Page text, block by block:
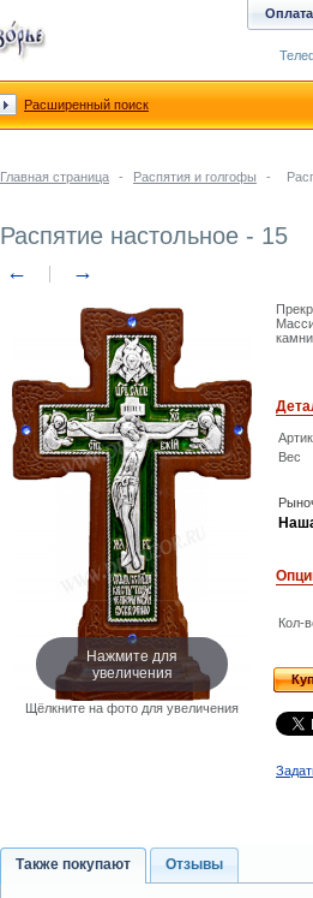
Главная страница - Распятия и голгофы -
Распятие настольное - 15
← →
Нажмите для
увеличения
Щёлкните на фото для увеличения
Вес
Кол-
Также покупают Отзывы
Оплата
Расширенный поиск